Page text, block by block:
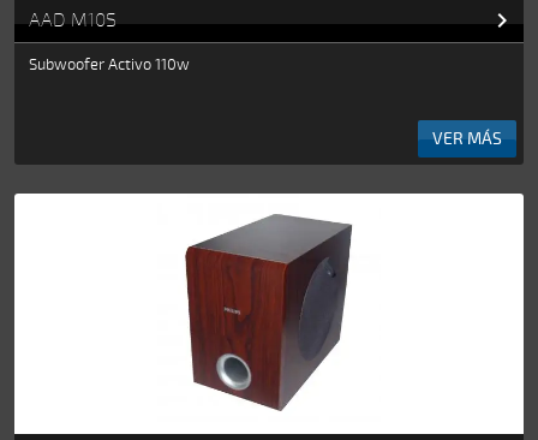
AAD M10S 
Subwoofer Activo 110w
VER MÁS